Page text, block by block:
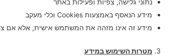
נתוני גלישה, צפיות ופעילות באתר
מידע הנאסף באמצעות Cookies וכלי מעקב
מידע זה אינו מזהה את המשתמש אישית, אלא אם
מטרות השימוש במידע